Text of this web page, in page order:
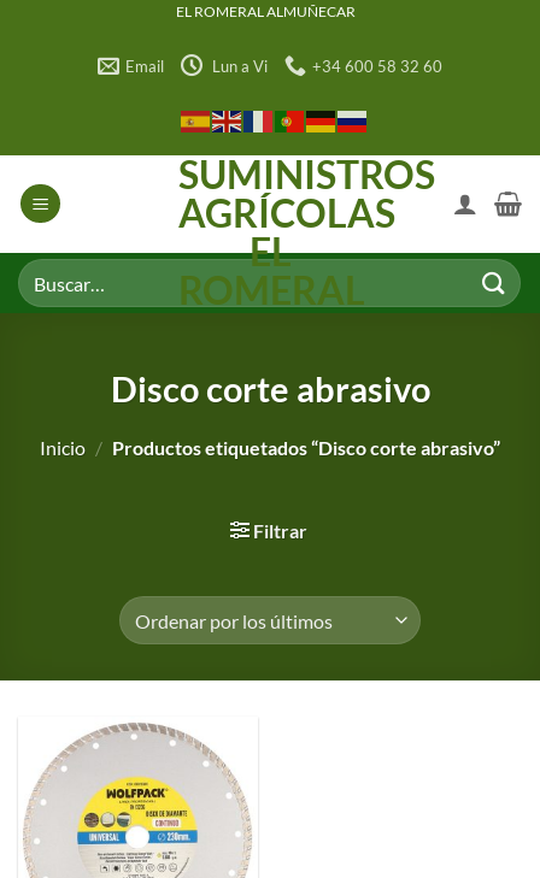
EL ROMERAL ALMUÑECAR
Email Lun a Vi +34 600 58 32 60
SUMINISTROS
AGRÍCOLAS
EL
ROMERAL
Buscar
por:
Disco corte abrasivo
Inicio / Productos etiquetados “Disco corte abrasivo”
Filtrar